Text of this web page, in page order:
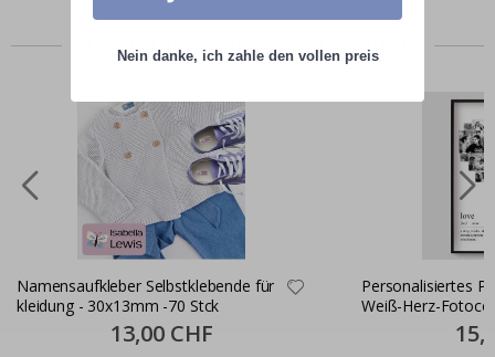
Zusammen gekaufte Produkte
Namensaufkleber Selbstklebende für
kleidung - 30x13mm -70 Stck
Special
Price
13,00 CHF
Personalisiertes
Weiß-Herz-
Price
Nein danke, ich zahle den vollen preis